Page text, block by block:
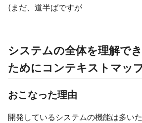
(まだ、道半ばですが
システムの全体を理解で
ためにコンテキストマッ
おこなった理由
開発しているシステムの機能は多い